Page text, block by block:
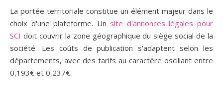
La portée territoriale constitue un élément majeur dans le
choix d'une plateforme. Un site d'annonces légales pour
SCI doit couvrir la zone géographique du siège social de la
société. Les coûts de publication s'adaptent selon les
départements, avec des tarifs au caractère oscillant entre
0,193€ et 0,237€.